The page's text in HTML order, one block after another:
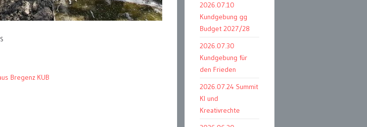
Bregenz KUB
2026.07.10
Kundgebung gg
Budget 2027/28
2026.07.30
Kundgebung für
den Frieden
2026.07.24 Summit
KI und
Kreativrechte